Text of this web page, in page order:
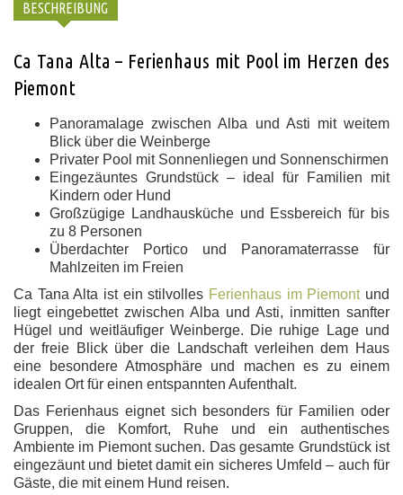
BESCHREIBUNG
Ca Tana Alta – Ferienhaus mit Pool im Herzen des
Piemont
Panoramalage zwischen Alba und Asti mit weitem
Blick über die Weinberge
Privater Pool mit Sonnenliegen und Sonnenschirmen
Eingezäuntes Grundstück – ideal für Familien mit
Kindern oder Hund
Großzügige Landhausküche und Essbereich für bis
zu 8 Personen
Überdachter Portico und Panoramaterrasse für
Mahlzeiten im Freien
Ca Tana Alta ist ein stilvolles Ferienhaus im Piemontund
liegt eingebettet zwischen Alba und Asti, inmitten sanfter
Hügel und weitläufiger Weinberge. Die ruhige Lage und
der freie Blick über die Landschaft verleihen dem Haus
eine besondere Atmosphäre und machen es zu einem
idealen Ort für einen entspannten Aufenthalt.
Das Ferienhaus eignet sich besonders für Familien oder
Gruppen, die Komfort, Ruhe und ein authentisches
Ambiente im Piemont suchen. Das gesamte Grundstück ist
eingezäunt und bietet damit ein sicheres Umfeld – auch für
Gäste, die mit einem Hund reisen.